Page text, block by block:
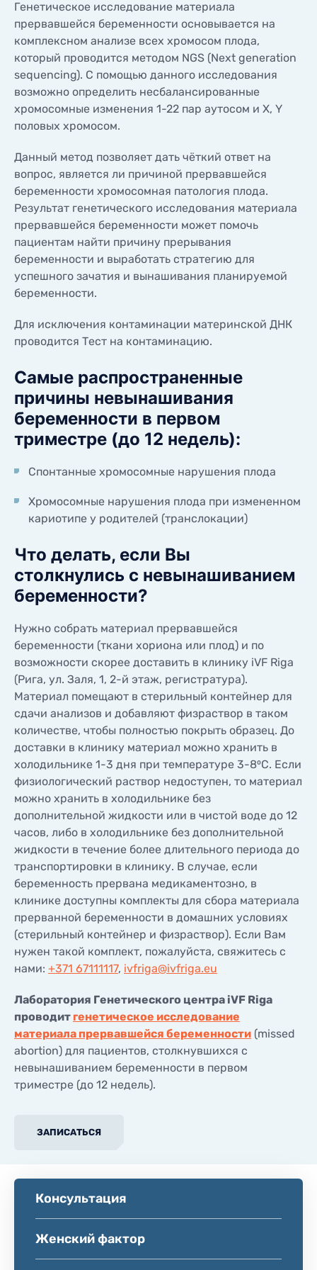
КОНТАКТЫ
КОНТАКТЫ
Генетическое исследование материала
прервавшейся беременности основывается на
комплексном анализе всех хромосом плода,
который проводится методом NGS (Next generation
sequencing). С помощью данного исследования
возможно определить несбалансированные
хромосомные изменения 1-22 пар аутосом и X, Y
половых хромосом.
Данный метод позволяет дать чёткий ответ на
вопрос, является ли причиной прервавшейся
беременности хромосомная патология плода.
Результат генетического исследования материала
прервавшейся беременности может помочь
пациентам найти причину прерывания
беременности и выработать стратегию для
успешного зачатия и вынашивания планируемой
беременности.
Для исключения контаминации материнской ДНК
проводится Тест на контаминацию.
Самые распространенные
причины невынашивания
беременности в первом
триместре (до 12 недель):
Спонтанные хромосомные нарушения плода
Хромосомные нарушения плода при измененном
кариотипе у родителей (транслокации)
Что делать, если Вы
столкнулись с невынашиванием
беременности?
Нужно собрать материал прервавшейся
беременности (ткани хориона или плод) и по
возможности скорее доставить в клинику iVF Riga
(Рига, ул. Заля, 1, 2-й этаж, регистратура).
Материал помещают в стерильный контейнер для
сдачи анализов и добавляют физраствор в таком
количестве, чтобы полностью покрыть образец. До
доставки в клинику материал можно хранить в
холодильнике 1-3 дня при температуре 3-8⁰C. Если
физиологический раствор недоступен, то материал
можно хранить в холодильнике без
дополнительной жидкости или в чистой воде до 12
часов, либо в холодильнике без дополнительной
жидкости в течение более длительного периода до
транспортировки в клинику. В случае, если
беременность прервана медикаментозно, в
клинике доступны комплекты для сбора материала
прерванной беременности в домашних условиях
(стерильный контейнер и физраствор). Если Вам
нужен такой комплект, пожалуйста, свяжитесь с
нами: +371 67111117, ivfriga@ivfriga.eu
Лаборатория Генетического центра iVF Riga
проводит генетическое исследование
материала прервавшейся беременности (missed
abortion) для пациентов, столкнувшихся с
невынашиванием беременности в первом
триместре (до 12 недель).
ЗАПИСАТЬСЯ
Консультация
Женский фактор